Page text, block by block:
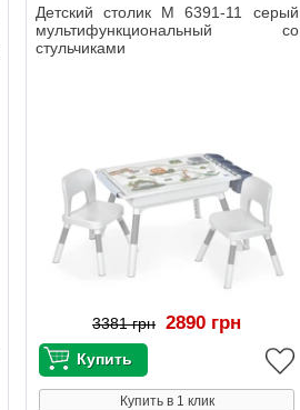
Детский столик M 6391-11 серый
мультифункциональный со
стульчиками
3381 грн 2890 грн
Купить в 1 клик